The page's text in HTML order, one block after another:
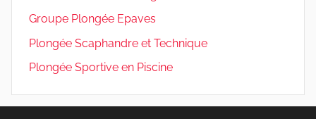
Groupe Plongée Epaves
Plongée Scaphandre et Technique
Plongée Sportive en Piscine